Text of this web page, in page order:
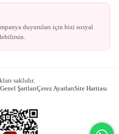
duyuruları için bizi sosyal
saklıdır.
ŞartlarıÇerez AyarlarıSite Haritası